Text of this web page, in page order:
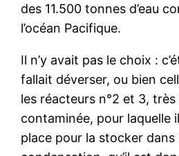
des 11.500 tonnes d’eau
l’océan Pacifique.
Il n’y avait pas le choix :
fallait déverser, ou bien
les réacteurs n°2 et 3,
contaminée, pour laquelle
place pour la stocker dans